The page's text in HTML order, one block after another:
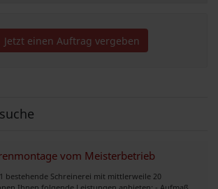
Jetzt einen Auftrag vergeben
vom Meisterbetrieb
bestehende Schreinerei mit mittlerweile 20